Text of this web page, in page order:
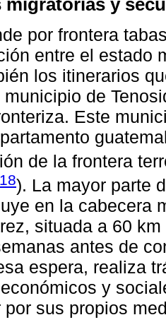
migratorias y
por frontera
entre el estado
los itinerarios
municipio de
Este
de la frontera
). La mayor parte
en la cabecera
situada a 60
antes de
espera, realiza
y
por sus propios